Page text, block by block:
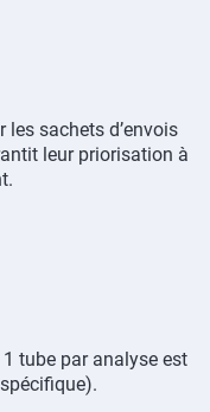
les sachets d’envois
leur priorisation à
tube par analyse est